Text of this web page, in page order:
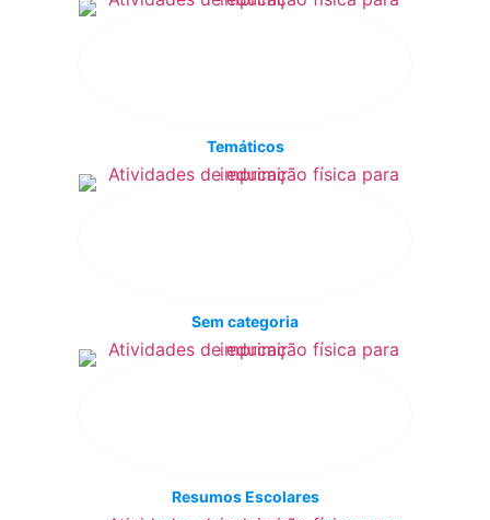
Temáticos
Sem categoria
Resumos Escolares